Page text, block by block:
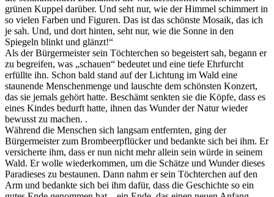
grünen Kuppel darüber. Und seht nur, wie der Himmel schimmert in
so vielen Farben und Figuren. Das ist das schönste Mosaik, das ich
je sah. Und, und dort hinten, seht nur, wie die Sonne in den
Spiegeln blinkt und glänzt!“
Als der Bürgermeister sein Töchterchen so begeistert sah, begann er
zu begreifen, was „schauen“ bedeutet und eine tiefe Ehrfurcht
erfüllte ihn. Schon bald stand auf der Lichtung im Wald eine
staunende Menschenmenge und lauschte dem schönsten Konzert,
das sie jemals gehört hatte. Beschämt senkten sie die Köpfe, dass es
eines Kindes bedurft hatte, ihnen das Wunder der Natur wieder
bewusst zu machen. .
Während die Menschen sich langsam entfernten, ging der
Bürgermeister zum Brombeerpflücker und bedankte sich bei ihm. Er
versicherte ihm, dass er nun nicht mehr allein sein würde in seinem
Wald. Er wolle wiederkommen, um die Schätze und Wunder dieses
Paradieses zu bestaunen. Dann nahm er sein Töchterchen auf den
Arm und bedankte sich bei ihm dafür, dass die Geschichte so ein